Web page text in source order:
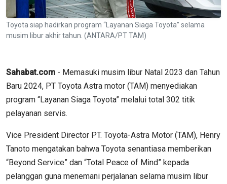
Toyota siap hadirkan program “Layanan Siaga Toyota” selama
musim libur akhir tahun. (ANTARA/PT TAM)
Sahabat.com - Memasuki musim libur Natal 2023 dan Tahun
Baru 2024, PT Toyota Astra motor (TAM) menyediakan
program “Layanan Siaga Toyota” melalui total 302 titik
pelayanan servis.
Vice President Director PT. Toyota-Astra Motor (TAM), Henry
Tanoto mengatakan bahwa Toyota senantiasa memberikan
“Beyond Service” dan “Total Peace of Mind” kepada
pelanggan guna menemani perjalanan selama musim libur